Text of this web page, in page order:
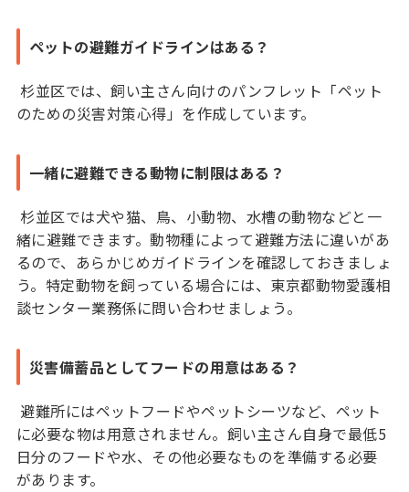
ペットの避難ガイドラインはある？
杉並区では、飼い主さん向けのパンフレット「ペット
のための災害対策心得」を作成しています。
一緒に避難できる動物に制限はある？
杉並区では犬や猫、鳥、小動物、水槽の動物などと一
緒に避難できます。動物種によって避難方法に違いがあ
るので、あらかじめガイドラインを確認しておきましょ
う。特定動物を飼っている場合には、東京都動物愛護相
談センター業務係に問い合わせましょう。
災害備蓄品としてフードの用意はある？
避難所にはペットフードやペットシーツなど、ペット
に必要な物は用意されません。飼い主さん自身で最低5
日分のフードや水、その他必要なものを準備する必要
があります。